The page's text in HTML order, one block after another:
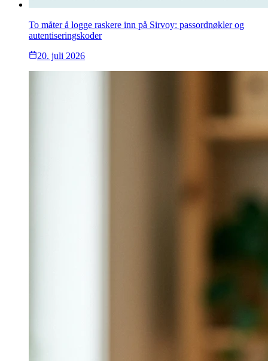
To måter å logge raskere inn på Sirvoy: passordnøkler og
autentiseringskoder
20. juli 2026